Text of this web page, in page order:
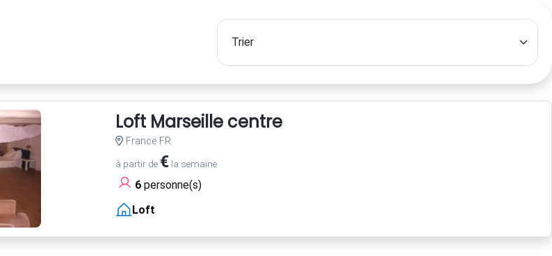
Loft Marseille centre
France FR
à partir de €la semaine
6personne(s)
Loft